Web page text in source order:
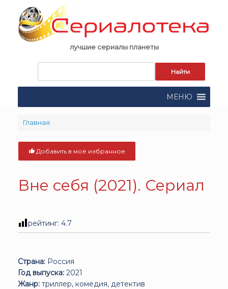
content
лучшие сериалы планеты
поиска:
МЕНЮ
Главная
Добавить в моё избранное
Вне себя (2021). Сериал
рейтинг: 4.7
Страна: Россия
Год выпуска: 2021
Жанр: триллер, комедия, детектив